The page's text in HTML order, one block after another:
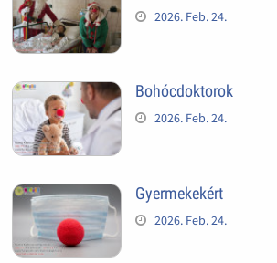
2026. Feb. 24.
Bohócdoktorok
2026. Feb. 24.
Gyermekekért
2026. Feb. 24.